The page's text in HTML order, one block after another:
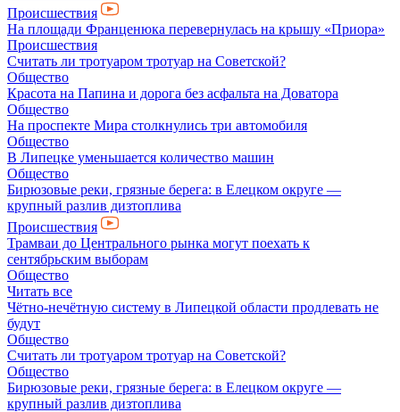
Происшествия
На площади Франценюка перевернулась на крышу «Приора»
Происшествия
Считать ли тротуаром тротуар на Советской?
Общество
Красота на Папина и дорога без асфальта на Доватора
Общество
На проспекте Мира столкнулись три автомобиля
Общество
В Липецке уменьшается количество машин
Общество
Бирюзовые реки, грязные берега: в Елецком округе —
крупный разлив дизтоплива
Происшествия
Трамваи до Центрального рынка могут поехать к
сентябрьским выборам
Общество
Читать все
Чётно-нечётную систему в Липецкой области продлевать не
будут
Общество
Считать ли тротуаром тротуар на Советской?
Общество
Бирюзовые реки, грязные берега: в Елецком округе —
крупный разлив дизтоплива